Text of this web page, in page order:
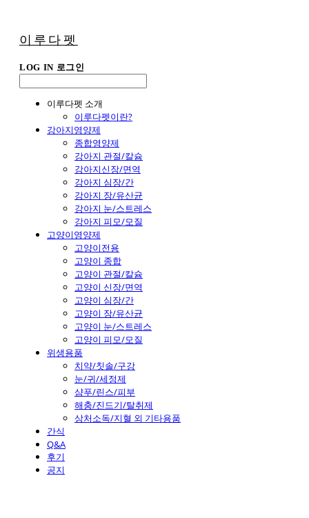
이루다펫
LOG IN 로그인
이루다펫 소개
이루다펫이란?
강아지영양제
종합영양제
강아지 관절/칼슘
강아지신장/면역
강아지 심장/간
강아지 장/유산균
강아지 눈/스트레스
강아지 피모/모질
고양이영양제
고양이전용
고양이 종합
고양이 관절/칼슘
고양이 신장/면역
고양이 심장/간
고양이 장/유산균
고양이 눈/스트레스
고양이 피모/모질
위생용품
치약/칫솔/구강
눈/귀/세정제
샴푸/린스/피부
해충/진드기/탈취제
상처소독/지혈 외 기타용품
간식
Q&A
후기
공지